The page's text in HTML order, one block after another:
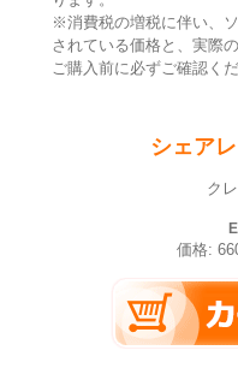
※消費税の増税に伴い、
されている価格と、実際
ご購入前に必ずご確認くだ
シェア
ク
価格: